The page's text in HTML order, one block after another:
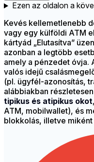
Ezen az oldalon a
Kevés kellemetlenebb
vagy egy külföldi ATM
kártyád „Elutasítva”
azonban a legtöbb
amely a pénzedet óvja.
valós idejű
(pl. ügyfél-azonosítás,
alábbiakban
tipikus és atipikus okot
ATM, mobilwallet), és
blokkolás, illetve